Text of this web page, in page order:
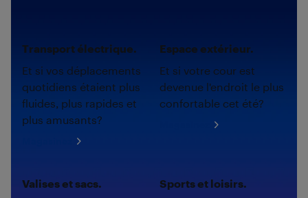
Transport électrique.
Et si vos déplacements
quotidiens étaient plus
fluides, plus rapides et
plus amusants?
Espace extérieur.
Et si votre cour est
devenue l'endroit le plus
confortable cet été?
Valises et sacs.
Sports et loisirs.